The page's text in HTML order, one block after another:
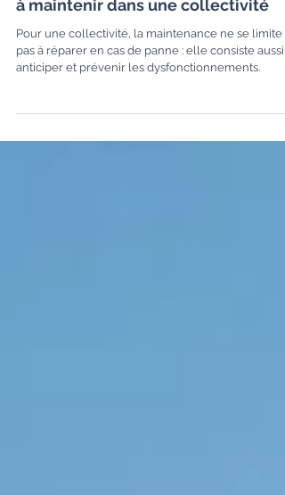
15 sept. 2025 2 min de lecture
Checklist des équipements
à maintenir dans une collectivité
anticiper et prévenir les dysfonctionnements.